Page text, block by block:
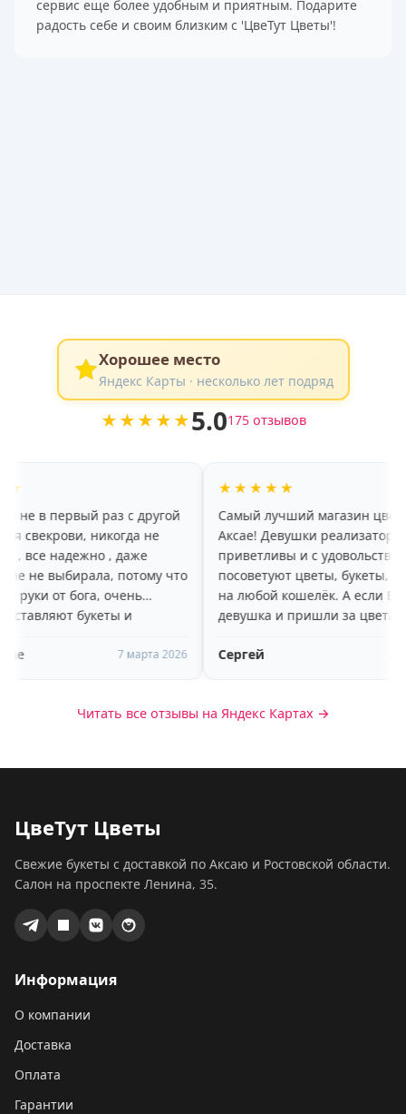
сервис еще более удобным и приятным. Подарите
радость себе и своим близким с 'ЦвеТут Цветы'!
Хорошее место
Яндекс Карты · несколько лет подряд
★★★★★5.0175 отзывов
раз с другой
никогда не
, даже
потому что
очень
и
🥰🥰🥰
★★★★★
Самый лучший магазин цветов в
Аксае! Девушки реализаторы
приветливы и с удовольствием
посоветуют цветы, букеты, подарки
на любой кошелёк. А если Вы
девушка и пришли за цветами, то
молодой, улыбчивый парень-
Сергей
Читать все отзывы на Яндекс Картах →
ЦвеТут Цветы
Свежие букеты с доставкой по Аксаю и Ростовской области.
Салон на проспекте Ленина, 35.
Информация
О компании
Доставка
Оплата
Гарантии